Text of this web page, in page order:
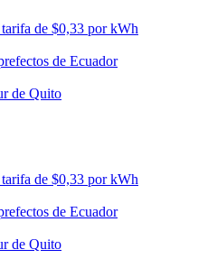
de $0,33 por kWh
de Ecuador
de Quito
de $0,33 por kWh
de Ecuador
de Quito